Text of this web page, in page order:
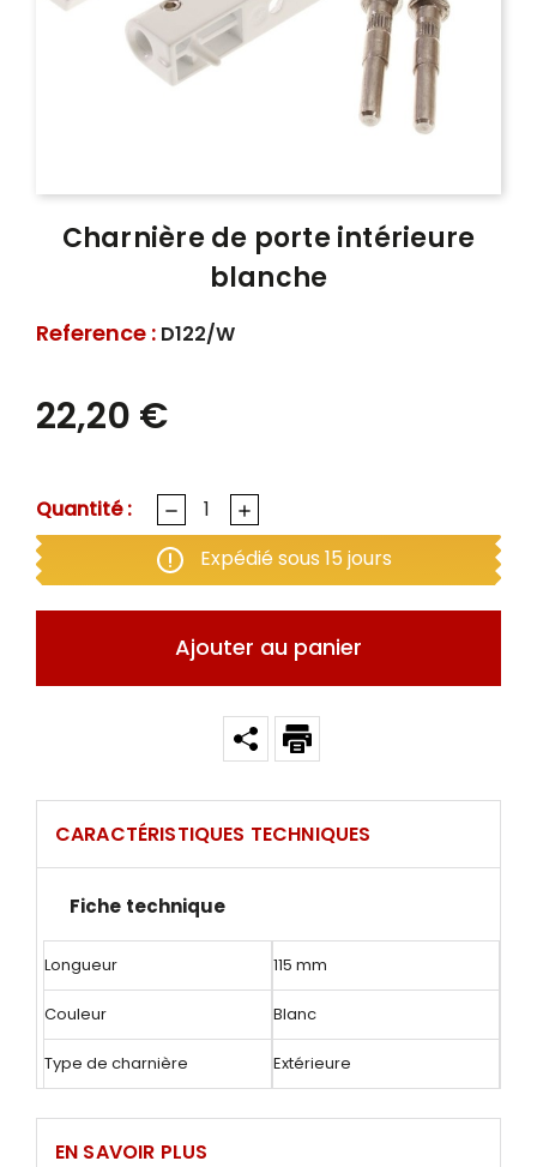
Charnière de porte intérieure
blanche
Reference : D122/W
22,20 €
Quantité :
Expédié sous 15 jours
Ajouter au panier
CARACTÉRISTIQUES TECHNIQUES
Fiche technique
Longueur 115 mm
Couleur Blanc
Type de charnière Extérieure
EN SAVOIR PLUS